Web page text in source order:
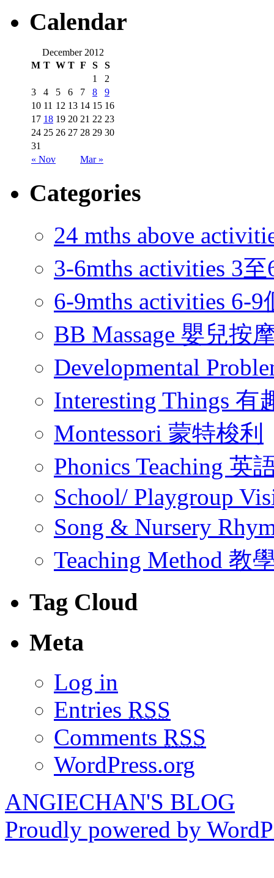
Calendar
December 2012
M T W T F S S
« Nov Mar »
1
2
3
4 5 6 7 8
9
10 11 12 13 14 15 16
17 18 19 20 21 22 23
24 25 26 27 28 29 30
31
Categories
24 mths above
3-6mths activities 3
6-9mths activities 6-
BB Massage 嬰兒按
Developmental
Interesting Things 有
Montessori 蒙特梭利
Phonics Teaching 英
School/ Playgroup
Song & Nursery
Teaching Method 教
Tag Cloud
Meta
Log in
Entries RSS
Comments RSS
WordPress.org
ANGIECHAN'S BLOG
Proudly powered by